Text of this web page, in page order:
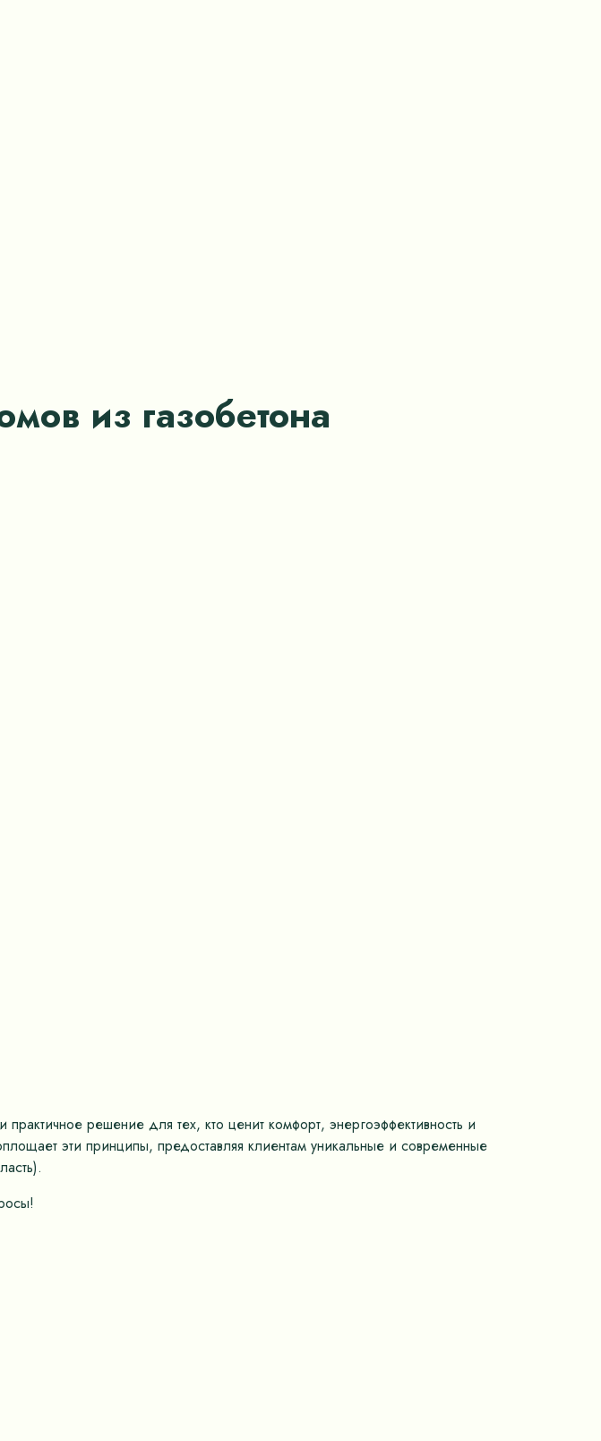
из газобетона
решение для тех, кто ценит комфорт, энергоэффективность и
эти принципы, предоставляя клиентам уникальные и современные